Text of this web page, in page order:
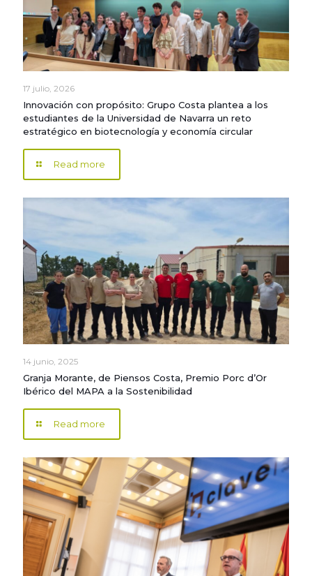
17 julio, 2026
Innovación con propósito: Grupo Costa plantea a los
estudiantes de la Universidad de Navarra un reto
estratégico en biotecnología y economía circular
Read more
14 junio, 2025
Granja Morante, de Piensos Costa, Premio Porc d’Or
Ibérico del MAPA a la Sostenibilidad
Read more